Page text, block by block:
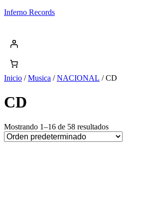
Saltar
Inferno Records
Inicio /Musica /NACIONAL / CD
CD
Mostrando 1–16 de 58 resultados